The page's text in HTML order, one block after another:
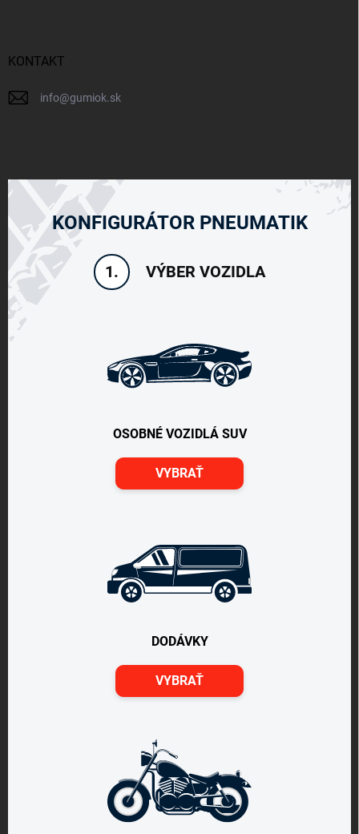
KONTAKT
info@gumiok.sk
KONFIGURÁTOR PNEUMATIK
1. VÝBER VOZIDLA
OSOBNÉ VOZIDLÁ SUV
VYBRAŤ
DODÁVKY
VYBRAŤ